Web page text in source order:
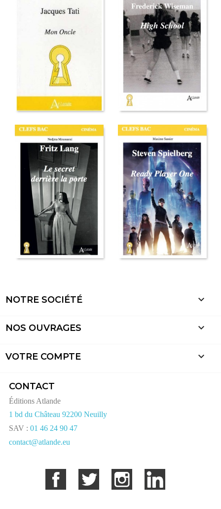
NOTRE SOCIÉTÉ 
NOS OUVRAGES 
VOTRE COMPTE 
CONTACT
Éditions Atlande
1 bd du Château 92200 Neuilly
SAV : 01 46 24 90 47
contact@atlande.eu
Facebook Twitter Instagram